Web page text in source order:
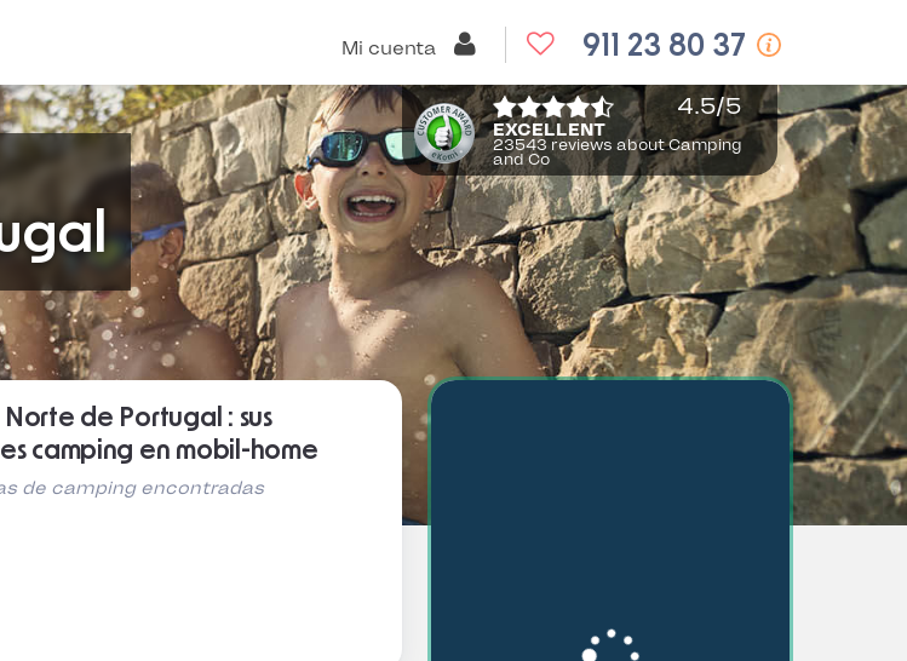
Mi cuenta 911 23 80 37
EXCELLENT
4.5/5
23543 reviews about Camping
and Co
de Portugal : sus
camping en mobil-home
de camping encontradas